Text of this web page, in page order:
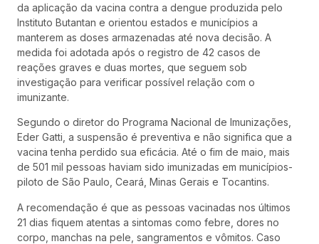
da aplicação da vacina contra a dengue produzida pelo
Instituto Butantan e orientou estados e municípios a
manterem as doses armazenadas até nova decisão. A
medida foi adotada após o registro de 42 casos de
reações graves e duas mortes, que seguem sob
investigação para verificar possível relação com o
imunizante.
Segundo o diretor do Programa Nacional de Imunizações,
Eder Gatti, a suspensão é preventiva e não significa que a
vacina tenha perdido sua eficácia. Até o fim de maio, mais
de 501 mil pessoas haviam sido imunizadas em municípios-
piloto de São Paulo, Ceará, Minas Gerais e Tocantins.
A recomendação é que as pessoas vacinadas nos últimos
21 dias fiquem atentas a sintomas como febre, dores no
corpo, manchas na pele, sangramentos e vômitos. Caso